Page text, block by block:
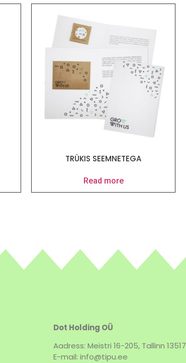
TRÜKIS SEEMNETEGA
Read more
Dot Holding OÜ
Aadress: Meistri 16-205, Tallinn 13517
E-mail: info@tipu.ee